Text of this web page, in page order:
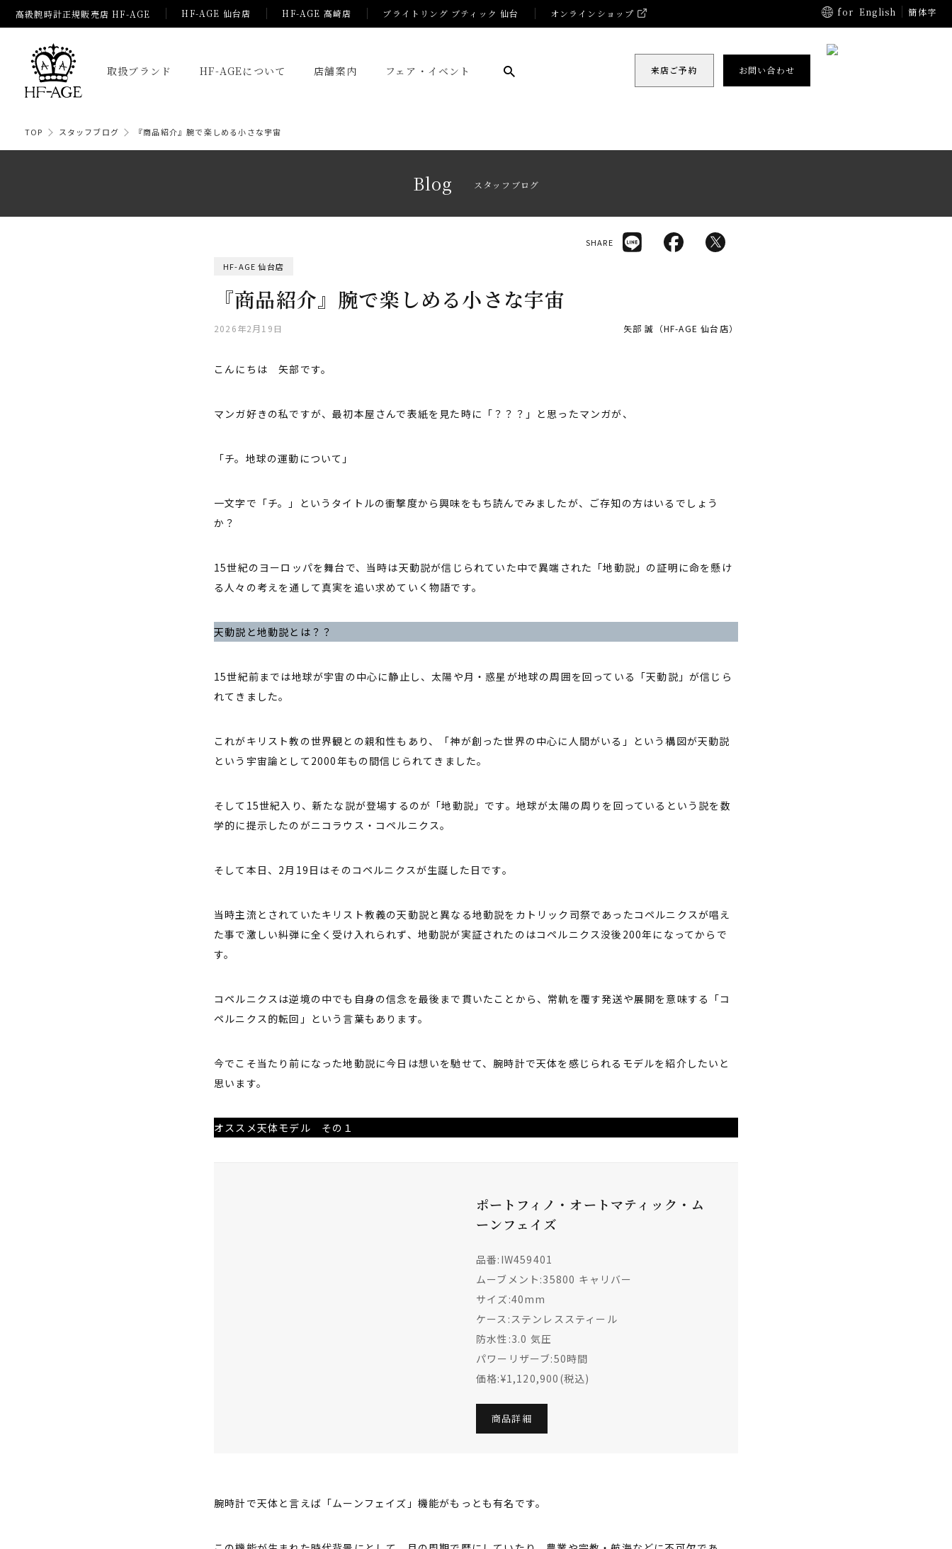
高級腕時計正規販売店 HF-AGE HF-AGE 仙台店 HF-AGE 高崎店 ブライトリング ブティック 仙台 オンラインショップ for English 簡体字
取扱ブランド HF-AGEについて 店舗案内 フェア・イベント 来店ご予約 お問い合わせ
TOP スタッフブログ 『商品紹介』腕で楽しめる小さな宇宙
Blog スタッフブログ
HF-AGE 仙台店
『商品紹介』腕で楽しめる小さな宇宙
2026年2月19日 矢部 誠（HF-AGE 仙台店）
SHARE
こんにちは 矢部です。
マンガ好きの私ですが、最初本屋さんで表紙を見た時に「？？？」と思ったマンガが、
「チ。地球の運動について」
一文字で「チ。」というタイトルの衝撃度から興味をもち読んでみましたが、ご存知の方はいるでしょう
か？
15世紀のヨーロッパを舞台で、当時は天動説が信じられていた中で異端された「地動説」の証明に命を懸け
る人々の考えを通して真実を追い求めていく物語です。
天動説と地動説とは？？
15世紀前までは地球が宇宙の中心に静止し、太陽や月・惑星が地球の周囲を回っている「天動説」が信じら
れてきました。
これがキリスト教の世界観との親和性もあり、「神が創った世界の中心に人間がいる」という構図が天動説
という宇宙論として2000年もの間信じられてきました。
そして15世紀入り、新たな説が登場するのが「地動説」です。地球が太陽の周りを回っているという説を数
学的に提示したのがニコラウス・コペルニクス。
そして本日、2月19日はそのコペルニクスが生誕した日です。
当時主流とされていたキリスト教義の天動説と異なる地動説をカトリック司祭であったコペルニクスが唱え
た事で激しい糾弾に全く受け入れられず、地動説が実証されたのはコペルニクス没後200年になってからで
す。
コペルニクスは逆境の中でも自身の信念を最後まで貫いたことから、常軌を覆す発送や展開を意味する「コ
ペルニクス的転回」という言葉もあります。
今でこそ当たり前になった地動説に今日は想いを馳せて、腕時計で天体を感じられるモデルを紹介したいと
思います。
オススメ天体モデル その１
ポートフィノ・オートマティック・ム
ーンフェイズ
品番:IW459401
ムーブメント:35800 キャリバー
サイズ:40mm
ケース:ステンレススティール
防水性:3.0 気圧
パワーリザーブ:50時間
価格:¥1,120,900(税込)
商品詳細
腕時計で天体と言えば「ムーンフェイズ」機能がもっとも有名です。